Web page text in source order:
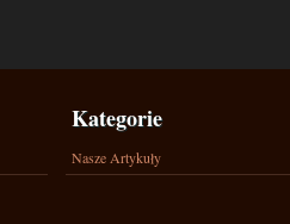
Kategorie
Nasze Artykuły